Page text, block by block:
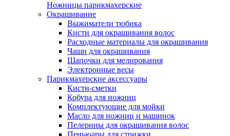
Ножницы парикмахерские
Окрашивание
Выжиматели тюбика
Кисти для окрашивания волос
Расходные материалы для окрашивания
Чаши для окрашивания
Шапочки для мелирования
Электронные весы
Парикмахерские аксессуары
Кисти-сметки
Кобура для ножниц
Комплектующие для мойки
Масло для ножниц и машинок
Пелерины для окрашивания волос
Пеньюары для стрижки